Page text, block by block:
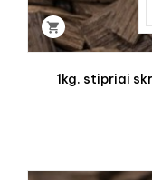

1kg. stipriai